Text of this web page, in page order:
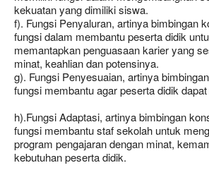
kekuatan yang dimiliki siswa.
f). Fungsi Penyaluran, artinya bimbingan
fungsi dalam membantu peserta didik
memantapkan penguasaan karier yang
minat, keahlian dan potensinya.
g). Fungsi Penyesuaian, artinya
fungsi membantu agar peserta didik
h).Fungsi Adaptasi, artinya bimbingan
fungsi membantu staf sekolah untuk
program pengajaran dengan minat,
kebutuhan peserta didik.